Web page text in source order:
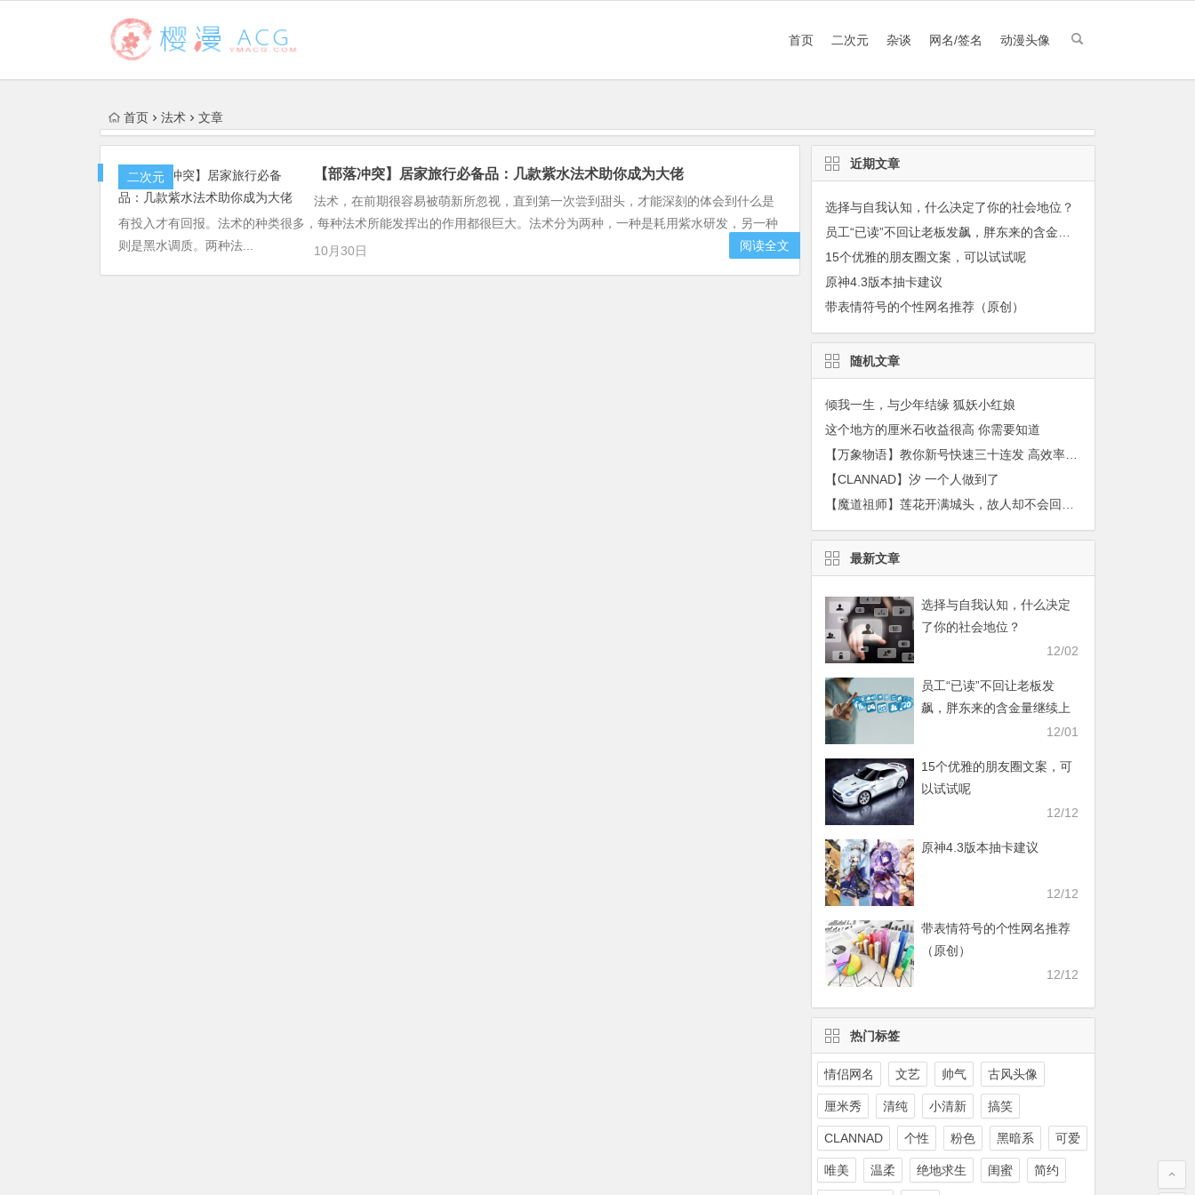
首页 二次元 杂谈 网名/签名 动漫头像
首页 法术 文章
二次元 【部落冲突】居家旅行必备品：几款紫水法术助你成为大佬
法术，在前期很容易被萌新所忽视，直到第一次尝到甜头，才能深刻的体会到什么是
有投入才有回报。法术的种类很多，每种法术所能发挥出的作用都很巨大。法术分为两种，一种是耗用紫水研发，另一种
则是黑水调质。两种法...
10月30日 阅读全文
近期文章
选择与自我认知，什么决定了你的社会地位？
15个优雅的朋友圈文案，可以试试呢
原神4.3版本抽卡建议
带表情符号的个性网名推荐（原创）
随机文章
倾我一生，与少年结缘 狐妖小红娘
这个地方的厘米石收益很高 你需要知道
【万象物语】教你新号快速三十连发 高效率刷初始
【CLANNAD】汐 一个人做到了
最新文章
选择与自我认知，什么决定
了你的社会地位？
12/02
员工“已读”不回让老板发
飙，胖东来的含金量继续上
12/01
15个优雅的朋友圈文案，可
以试试呢
12/12
原神4.3版本抽卡建议
12/12
带表情符号的个性网名推荐
（原创）
12/12
热门标签
情侣网名 文艺 帅气 古风头像
厘米秀 清纯 小清新 搞笑
CLANNAD 个性 粉色 黑暗系 可爱
唯美 温柔 绝地求生 闺蜜 简约